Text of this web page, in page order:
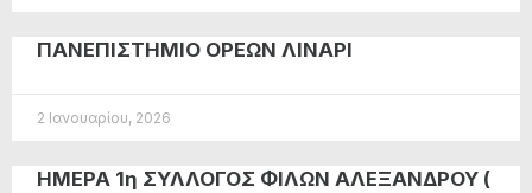
ΠΑΝΕΠΙΣΤΗΜΙΟ ΟΡΕΩΝ ΛΙΝΑΡΙ
2 Ιανουαρίου, 2026
HMΕΡΑ 1η ΣΥΛΛΟΓΟΣ ΦΙΛΩΝ ΑΛΕΞΑΝΔΡΟΥ (